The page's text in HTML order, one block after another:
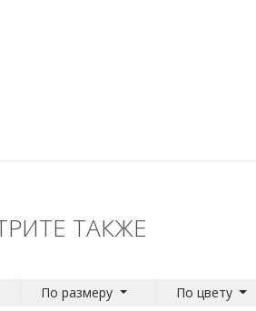
ТАКЖЕ
По размеру По цвету